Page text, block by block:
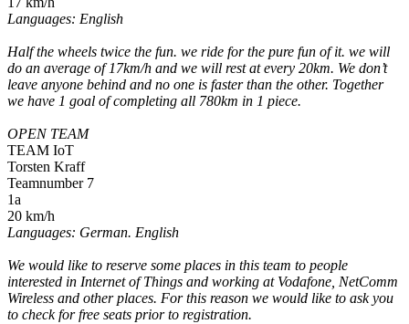
Languages: English
Half the wheels twice the fun. we ride for the pure fun of it. we will
do an average of 17km/h and we will rest at every 20km. We don’t
leave anyone behind and no one is faster than the other. Together
we have 1 goal of completing all 780km in 1 piece.
OPEN TEAM
TEAM IoT
Torsten Kraff
Teamnumber 7
1a
20 km/h
Languages: German. English
We would like to reserve some places in this team to people
interested in Internet of Things and working at Vodafone, NetComm
Wireless and other places. For this reason we would like to ask you
to check for free seats prior to registration.